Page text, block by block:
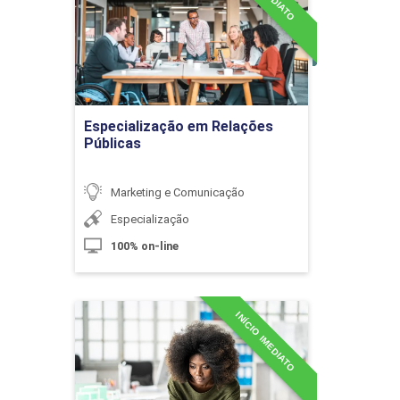
10h
Diversidade Cultural no Brasil
10h
Diversidade, Movimentos Sociais e
Políticas Públicas
Especialização em Relações
Públicas
Marketing e Comunicação
Especialização
100% on-line
Detalhes do curso
Ir para Inscrição
INÍCIO IMEDIATO
MBA em Branding e
Customer Experience
Detalhes do curso